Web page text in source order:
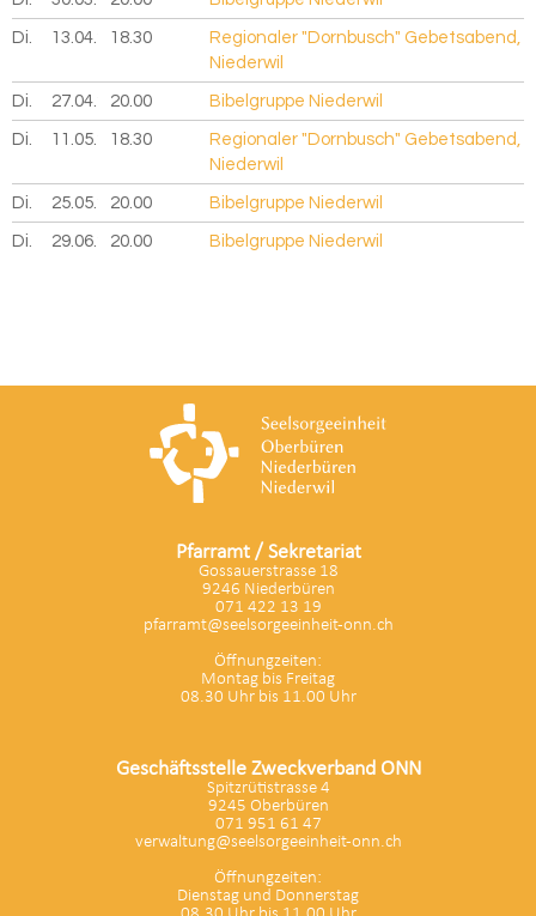
Di. 13.04. 2027
18.30
Regionaler "Dornbusch" Gebetsabend,
Niederwil
Di. 27.04. 2027
20.00 Bibelgruppe Niederwil
Di. 11.05. 2027
18.30
Regionaler "Dornbusch" Gebetsabend,
Niederwil
Di. 25.05. 2027
20.00 Bibelgruppe Niederwil
Di. 29.06. 2027
20.00 Bibelgruppe Niederwil
Pfarramt / Sekretariat
Gossauerstrasse 18
9246 Niederbüren
071 422 13 19
pfarramt@seelsorgeeinheit-onn.ch
Öffnungzeiten:
Montag bis Freitag
08.30 Uhr bis 11.00 Uhr
Geschäftsstelle Zweckverband ONN
Spitzrütistrasse 4
9245 Oberbüren
071 951 61 47
verwaltung@seelsorgeeinheit-onn.ch
Öffnungzeiten:
Dienstag und Donnerstag